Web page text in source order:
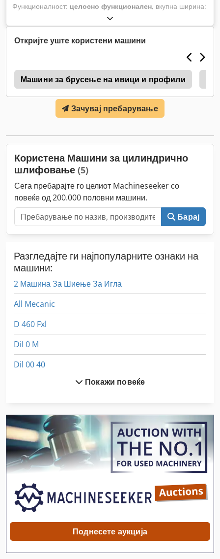
Функционалност: целосно функционален, вкупна ширина:
8.600 мм
мм, вкупна тежина:62 кг, ротациона брзина (мин.):1.420
обр/мин, пречникот на валјакот:127 мм, максимална
брзина на вртење:
1.420 обр/мин
, ширина на
лентата за брусење:76 мм, моќ:1,1 kW (1,50 коњски
сили),
Откријте уште користени машини
Машини за брусење на ивици и профили
Зачувај пребарување
Користена Машини за цилиндрично
шлифовање (5)
Сега пребарајте го целиот Machineseeker со
повеќе од 200.000 половни машини.
Барај
Разгледајте ги најпопуларните ознаки на
машини:
2 Машина За Шиење За Игла
All Mecanic
D 460 Fxl
Dil 0 M
Dil 00 40
Dws 200
Ex Прес Центар
Fngj 20
German
Hsc 20 Linear
Idx 23
Покажи повеќе
Поднесете аукција